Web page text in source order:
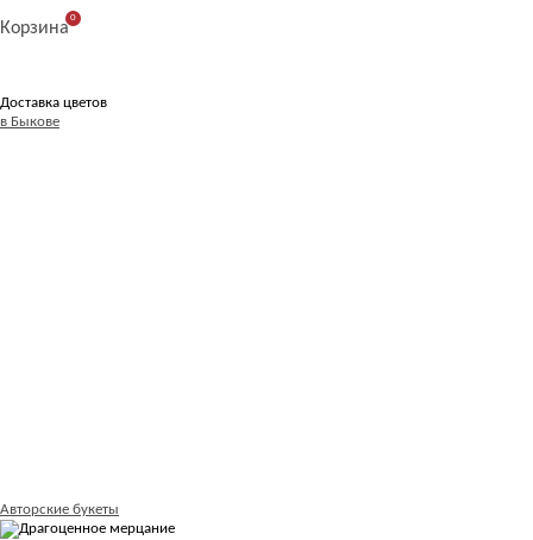
Корзина
0
Доставка цветов
в Быкове
Авторские букеты